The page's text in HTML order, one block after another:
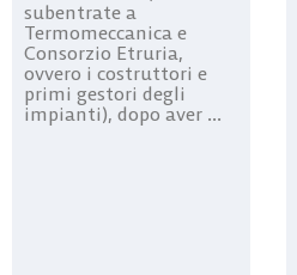
subentrate a
Termomeccanica e
Consorzio Etruria,
ovvero i costruttori e
primi gestori degli
impianti), dopo aver ...